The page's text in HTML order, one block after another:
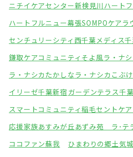
ニチイケアセンター新検見川 ハート
ハートフルニュー幕張SOMPOケアラ
センチュリーシティ西千葉メディス
鎌取ケアコミュニティそよ風ラ・ナ
ラ・ナシカたかしなラ・ナシカこぶけ
イリーゼ千葉新宿 ガーデンテラス千
スマートコミュニティ稲毛セントケ
応援家族あすみが丘あずみ苑 ラ･テ
ココファン蘇我
ひまわりの郷土気